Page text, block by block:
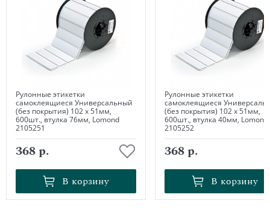
Рулонные этикетки
самоклеящиеся Универсальный
(без покрытия) 102 х 51мм,
600шт., втулка 76мм, Lomond
2105251
368 р.
В корзину
В корзину
Рулонные этикетки
самоклеящиеся
(без покрытия) 102 х 51мм,
600шт., втулка 40мм, Lomond
2105252
368 р.
В корзину
В корзину